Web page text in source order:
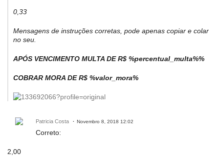
0,33
Mensagens de instruções corretas, pode apenas copiar e colar
no seu.
APÓS VENCIMENTO MULTA DE R$ %percentual_multa%%
COBRAR MORA DE R$ %valor_mora%
Patricia Costa Novembro 8, 2018 12:02
Correto:
2,00